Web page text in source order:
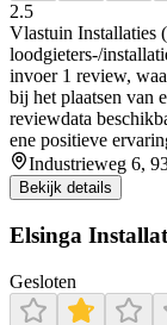
2.5
Vlastuin Installaties
loodgieters-/
invoer 1 review,
bij het plaatsen van
reviewdata
ene positieve
Industrieweg 6,
Bekijk details
Elsinga
Gesloten